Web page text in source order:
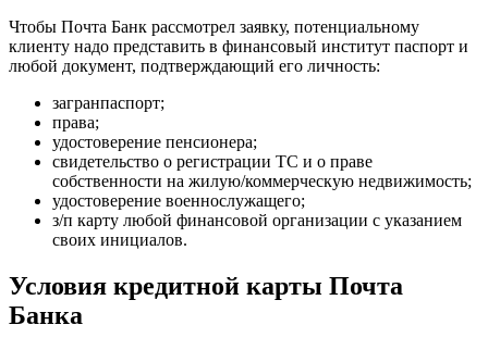
Чтобы Почта Банк рассмотрел заявку, потенциальному
клиенту надо представить в финансовый институт паспорт и
любой документ, подтверждающий его личность:
загранпаспорт;
права;
удостоверение пенсионера;
свидетельство о регистрации ТС и о праве
собственности на жилую/коммерческую недвижимость;
удостоверение военнослужащего;
з/п карту любой финансовой организации с указанием
своих инициалов.
Условия кредитной карты Почта
Банка